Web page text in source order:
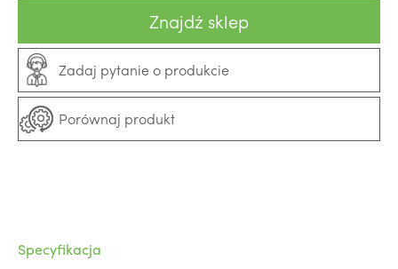
Znajdź sklep
Zadaj pytanie o produkcie
Porównaj produkt
Specyfikacja